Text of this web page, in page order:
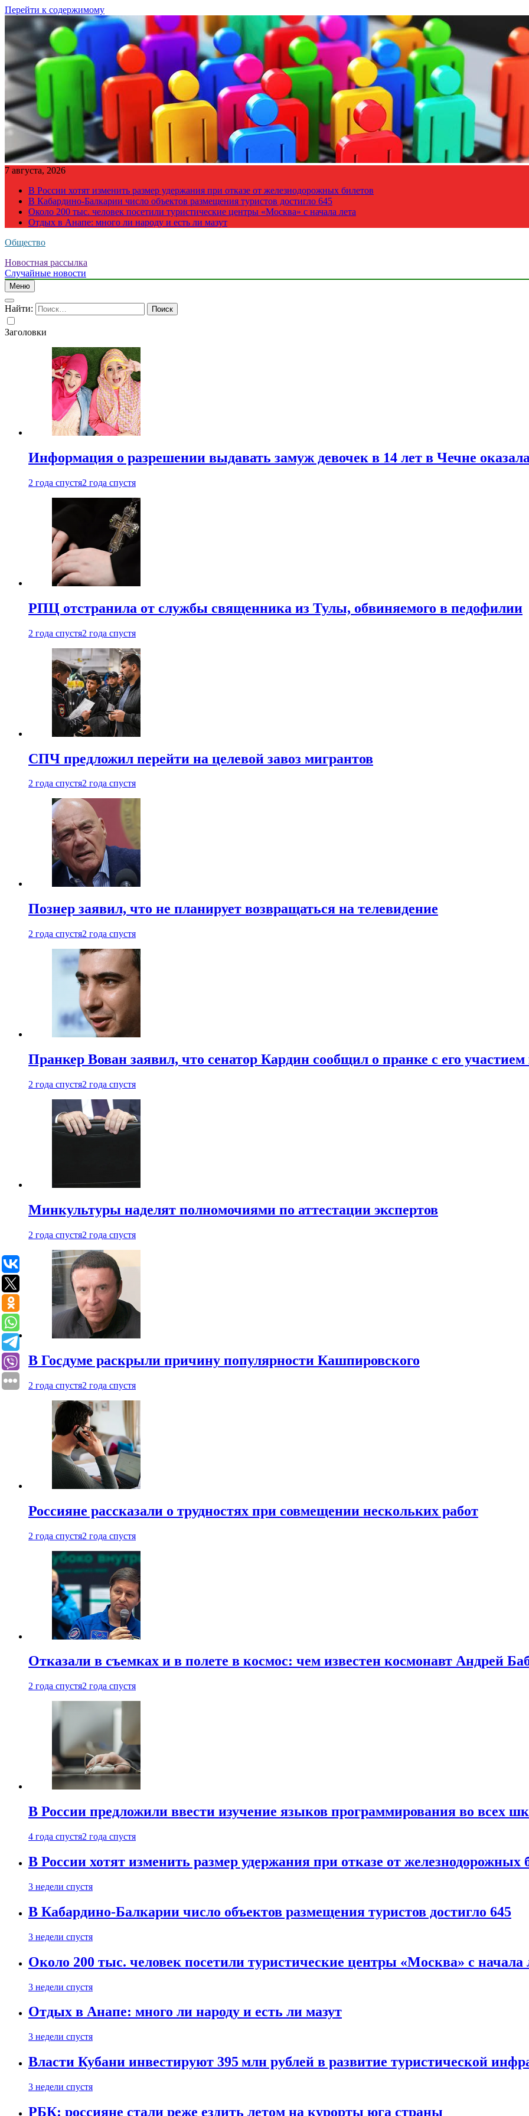
Перейти к содержимому
7 августа, 2026
В России хотят изменить размер удержания при отказе от железнодорожных билетов
В Кабардино-Балкарии число объектов размещения туристов достигло 645
Около 200 тыс. человек посетили туристические центры «Москва» с начала лета
Отдых в Анапе: много ли народу и есть ли мазут
Общество
Новостная рассылка
Случайные новости
Меню
Найти:
Заголовки
Информация о разрешении выдавать замуж девочек в 14 лет в Чечне
2 года спустя2 года спустя
РПЦ отстранила от службы священника из Тулы, обвиняемого в педофилии
2 года спустя2 года спустя
СПЧ предложил перейти на целевой завоз мигрантов
2 года спустя2 года спустя
Познер заявил, что не планирует возвращаться на телевидение
2 года спустя2 года спустя
Пранкер Вован заявил, что сенатор Кардин сообщил о пранке с его
2 года спустя2 года спустя
Минкультуры наделят полномочиями по аттестации экспертов
2 года спустя2 года спустя
В Госдуме раскрыли причину популярности Кашпировского
2 года спустя2 года спустя
Россияне рассказали о трудностях при совмещении нескольких работ
2 года спустя2 года спустя
Отказали в съемках и в полете в космос: чем известен космонавт Андрей
2 года спустя2 года спустя
В России предложили ввести изучение языков программирования во всех
4 года спустя2 года спустя
В России хотят изменить размер удержания при отказе от железнодорожных
3 недели спустя
В Кабардино-Балкарии число объектов размещения туристов достигло 645
3 недели спустя
Около 200 тыс. человек посетили туристические центры «Москва» с начала
3 недели спустя
Отдых в Анапе: много ли народу и есть ли мазут
3 недели спустя
Власти Кубани инвестируют 395 млн рублей в развитие туристической
3 недели спустя
РБК: россияне стали реже ездить летом на курорты юга страны